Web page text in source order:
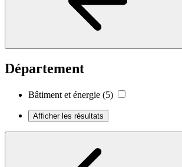
Département
Bâtiment et énergie (5)
Afficher les résultats